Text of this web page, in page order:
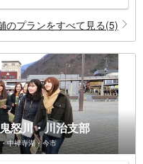
のプランをすべて見る(5)
怒川・川治支部
中禅寺湖・今市